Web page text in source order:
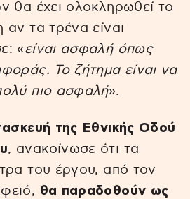
θα έχει ολοκληρωθεί το
τα τρένα είναι
«είναι ασφαλή όπως
Το ζήτημα είναι να
πιο ασφαλή».
της Εθνικής Οδού
, ανακοίνωσε ότι τα
του έργου, από τον
θα παραδοθούν ως